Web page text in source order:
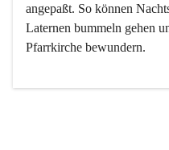
angepaßt. So können
Laternen bummeln gehen
Pfarrkirche bewundern.
Der Weinbau dominert